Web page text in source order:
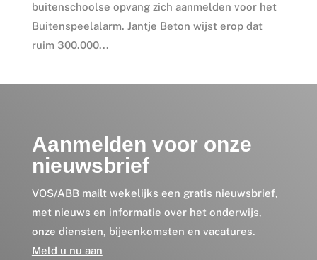
buitenschoolse opvang zich aanmelden voor het
Buitenspeelalarm. Jantje Beton wijst erop dat
ruim 300.000...
Aanmelden voor onze
nieuwsbrief
VOS/ABB mailt wekelijks een gratis nieuwsbrief,
met nieuws en informatie over het onderwijs,
onze diensten, bijeenkomsten en vacatures.
Meld u nu aan